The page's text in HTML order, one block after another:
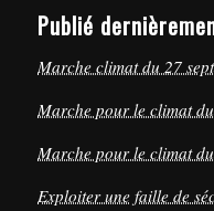
Publié
Marche climat du 27
Marche pour le climat
Marche pour le climat
Exploiter une faille de